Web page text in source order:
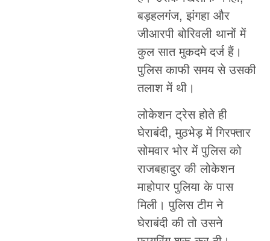
बड़हलगंज, झंगहा और
जीआरपी बोरिवली थानों में
कुल सात मुकदमे दर्ज हैं।
पुलिस काफी समय से उसकी
तलाश में थी।
लोकेशन ट्रेस होते ही
घेराबंदी, मुठभेड़ में गिरफ्तार
सोमवार भोर में पुलिस को
राजबहादुर की लोकेशन
माहोपार पुलिया के पास
मिली। पुलिस टीम ने
घेराबंदी की तो उसने